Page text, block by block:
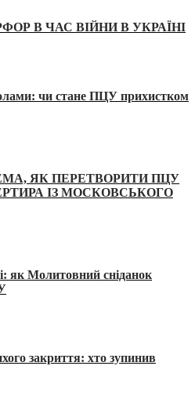
В ЧАС ВІЙНИ В УКРАЇНІ
чи стане ПЦУ прихистком
ЯК ПЕРЕТВОРИТИ ПЦУ
ІЗ МОСКОВСЬКОГО
як Молитовний сніданок
закриття: хто зупинив